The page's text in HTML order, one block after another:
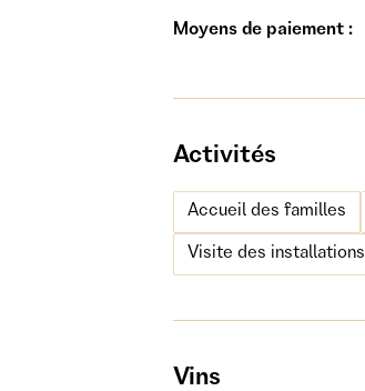
Moyens de paiement :
Activités
Accueil des familles
Visite des installations
Vins